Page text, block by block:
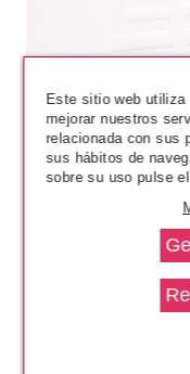
Este sitio web utiliza
mejorar nuestros
relacionada con sus
sus hábitos de
sobre su uso pulse